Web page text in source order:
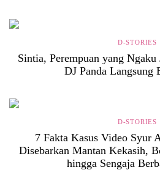
D-STORIES
Sintia, Perempuan yang
DJ Panda Langsung
D-STORIES
7 Fakta Kasus Video Syur
Disebarkan Mantan Kekasih,
hingga Sengaja